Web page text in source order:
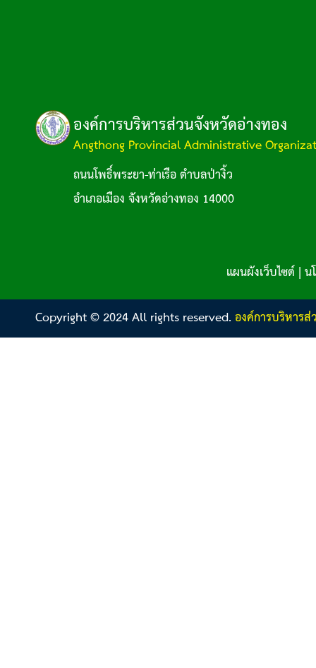
องค์การบริหารส่วนจังหวัดอ่างทอง
Angthong Provincial Administrative
ถนนโพธิ์พระยา-ท่าเรือ ตำบลป่างิ้ว
อำเภอเมือง จังหวัดอ่างทอง 14000
แผนผังเว็บไซต์|น
Copyright © 2024 All rights reserved.องค์การบริหาร